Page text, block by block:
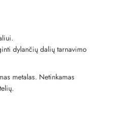
dylančių dalių tarnavimo
metalas. Netinkamas